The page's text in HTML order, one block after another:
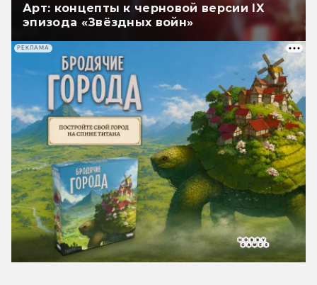
Арт: концепты к черновой версии IX
эпизода «Звёздных войн»
РЕКЛАМА